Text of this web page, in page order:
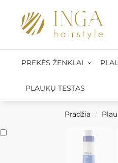
nuo 50 €, kurjeriu į
PREKĖS ŽENKLAI
PLAUKŲ TESTAS
Pradžia /